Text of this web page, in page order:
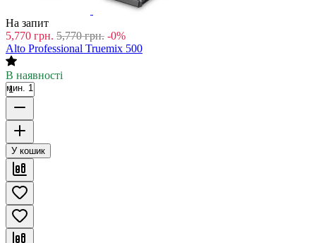
На запит
5,770 грн. 5,770 грн. -0%
Alto Professional Truemix 500
В наявності
мин. 1
У кошик